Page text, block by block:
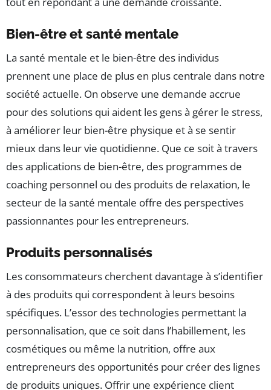
Bien-être et santé mentale
La santé mentale et le bien-être des individus
prennent une place de plus en plus centrale dans notre
société actuelle. On observe une demande accrue
pour des solutions qui aident les gens à gérer le stress,
à améliorer leur bien-être physique et à se sentir
mieux dans leur vie quotidienne. Que ce soit à travers
des applications de bien-être, des programmes de
coaching personnel ou des produits de relaxation, le
secteur de la santé mentale offre des perspectives
passionnantes pour les entrepreneurs.
Produits personnalisés
Les consommateurs cherchent davantage à s’identifier
à des produits qui correspondent à leurs besoins
spécifiques. L’essor des technologies permettant la
personnalisation, que ce soit dans l’habillement, les
cosmétiques ou même la nutrition, offre aux
entrepreneurs des opportunités pour créer des lignes
de produits uniques. Offrir une expérience client